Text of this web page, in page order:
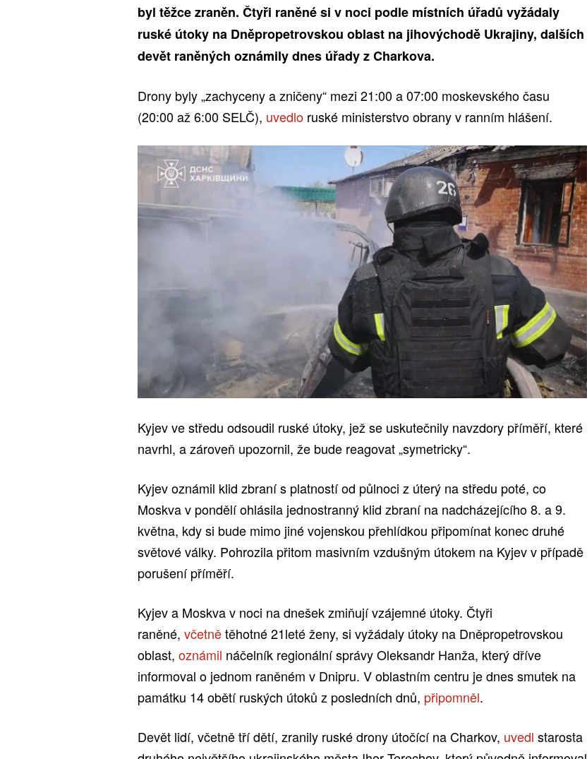
byl těžce zraněn. Čtyři raněné si v noci podle místních úřadů vyžádaly
ruské útoky na Dněpropetrovskou oblast na jihovýchodě Ukrajiny, dalších
devět raněných oznámily dnes úřady z Charkova.
Drony byly „zachyceny a zničeny“ mezi 21:00 a 07:00 moskevského času
(20:00 až 6:00 SELČ), uvedlo ruské ministerstvo obrany v ranním hlášení.
Kyjev ve středu odsoudil ruské útoky, jež se uskutečnily navzdory příměří, které
navrhl, a zároveň upozornil, že bude reagovat „symetricky“.
Kyjev oznámil klid zbraní s platností od půlnoci z úterý na středu poté, co
Moskva v pondělí ohlásila jednostranný klid zbraní na nadcházejícího 8. a 9.
května, kdy si bude mimo jiné vojenskou přehlídkou připomínat konec druhé
světové války. Pohrozila přitom masivním vzdušným útokem na Kyjev v případě
porušení příměří.
Kyjev a Moskva v noci na dnešek zmiňují vzájemné útoky. Čtyři
raněné, včetnětěhotné 21leté ženy, si vyžádaly útoky na Dněpropetrovskou
oblast, oznámil náčelník regionální správy Oleksandr Hanža, který dříve
informoval o jednom raněném v Dnipru. V oblastním centru je dnes smutek na
památku 14 obětí ruských útoků z posledních dnů, připomněl.
Devět lidí, včetně tří dětí, zranily ruské drony útočící na Charkov, uvedl starosta